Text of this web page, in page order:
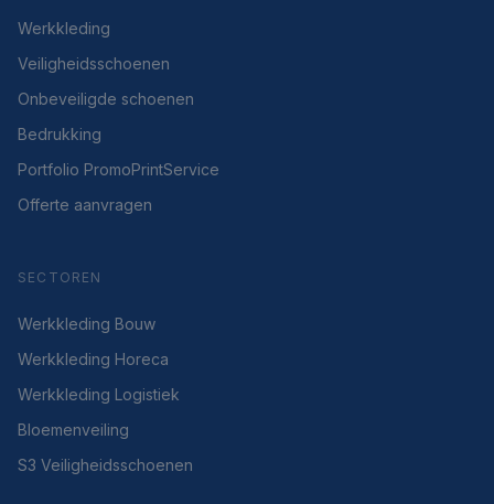
Werkkleding
Veiligheidsschoenen
Onbeveiligde schoenen
Bedrukking
Portfolio PromoPrintService
Offerte aanvragen
SECTOREN
Werkkleding Bouw
Werkkleding Horeca
Werkkleding Logistiek
Bloemenveiling
S3 Veiligheidsschoenen